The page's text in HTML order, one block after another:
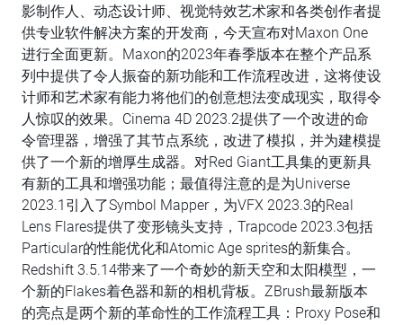
影制作人、动态设计师、视觉特效艺术家和各类创作者提
供专业软件解决方案的开发商，今天宣布对Maxon One
进行全面更新。Maxon的2023年春季版本在整个产品系
列中提供了令人振奋的新功能和工作流程改进，这将使设
计师和艺术家有能力将他们的创意想法变成现实，取得令
人惊叹的效果。Cinema 4D 2023.2提供了一个改进的命
令管理器，增强了其节点系统，改进了模拟，并为建模提
供了一个新的增厚生成器。对Red Giant工具集的更新具
有新的工具和增强功能；最值得注意的是为Universe
2023.1引入了Symbol Mapper，为VFX 2023.3的Real
Lens Flares提供了变形镜头支持，Trapcode 2023.3包括
Particular的性能优化和Atomic Age sprites的新集合。
Redshift 3.5.14带来了一个奇妙的新天空和太阳模型，一
个新的Flakes着色器和新的相机背板。ZBrush最新版本
的亮点是两个新的革命性的工作流程工具：Proxy Pose和